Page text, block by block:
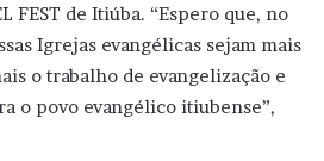
FEST de Itiúba. “Espero que, no
Igrejas evangélicas sejam mais
o trabalho de evangelização e
o povo evangélico itiubense”,